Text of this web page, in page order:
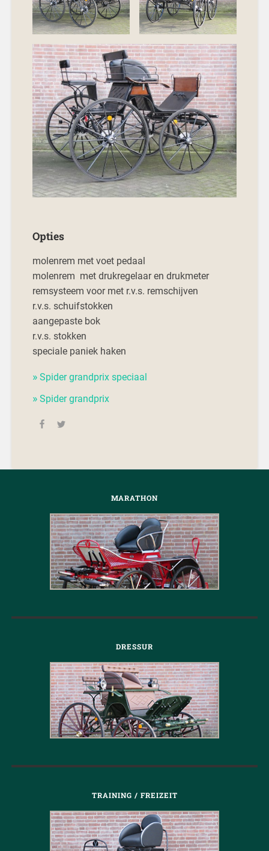
Opties
molenrem met voet pedaal
molenrem met drukregelaar en drukmeter
remsysteem voor met r.v.s. remschijven
r.v.s. schuifstokken
aangepaste bok
r.v.s. stokken
speciale paniek haken
Spider grandprix speciaal
Spider grandprix
MARATHON
DRESSUR
TRAINING / FREIZEIT